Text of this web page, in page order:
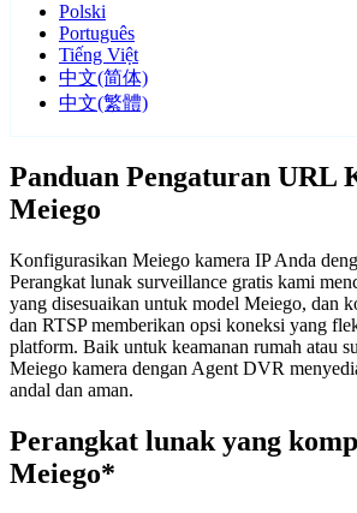
Polski
Português
Tiếng Việt
中文(简体)
中文(繁體)
Panduan Pengaturan URL
Meiego
Konfigurasikan Meiego kamera IP Anda
Perangkat lunak surveillance gratis kami
yang disesuaikan untuk model Meiego, dan
dan RTSP memberikan opsi koneksi yang
platform. Baik untuk keamanan rumah atau
Meiego kamera dengan Agent DVR
andal dan aman.
Perangkat lunak yang
Meiego*